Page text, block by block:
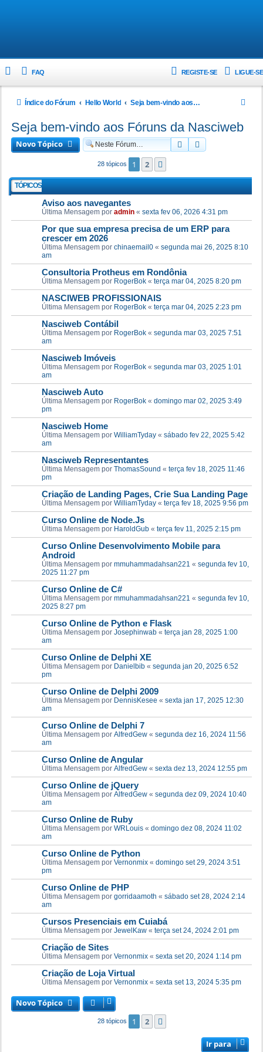
FAQ LIGUE-SE
REGISTE-SE
Índice do Fórum Hello World Seja bem-vindo aos Fóruns da Nasciweb
i
s
Seja bem-vindo aos Fóruns da Nasciweb
Novo Tópico Pesquisar
28 tópicos 1 2
TÓPICOS
Aviso aos navegantes
Última Mensagem por admin « sexta fev 06, 2026 4:31 pm
Por que sua empresa precisa de um ERP para
crescer em 2026
Última Mensagem por chinaemail0 « segunda mai 26, 2025 8:10
am
Consultoria Protheus em Rondônia
Última Mensagem por RogerBok « terça mar 04, 2025 8:20 pm
NASCIWEB PROFISSIONAIS
Última Mensagem por RogerBok « terça mar 04, 2025 2:23 pm
Nasciweb Contábil
Última Mensagem por RogerBok « segunda mar 03, 2025 7:51
am
Nasciweb Imóveis
Última Mensagem por RogerBok « segunda mar 03, 2025 1:01
am
Nasciweb Auto
Última Mensagem por RogerBok « domingo mar 02, 2025 3:49
pm
Nasciweb Home
Última Mensagem por WilliamTyday « sábado fev 22, 2025 5:42
am
Nasciweb Representantes
Última Mensagem por ThomasSound « terça fev 18, 2025 11:46
pm
Criação de Landing Pages, Crie Sua Landing Page
Última Mensagem por WilliamTyday « terça fev 18, 2025 9:56 pm
Curso Online de Node.Js
Última Mensagem por HaroldGub « terça fev 11, 2025 2:15 pm
Curso Online Desenvolvimento Mobile para
Android
Última Mensagem por mmuhammadahsan221 « segunda fev 10,
2025 11:27 pm
Curso Online de C#
Última Mensagem por mmuhammadahsan221 « segunda fev 10,
2025 8:27 pm
Curso Online de Python e Flask
Última Mensagem por Josephinwab « terça jan 28, 2025 1:00
am
Curso Online de Delphi XE
Última Mensagem por Danielbib « segunda jan 20, 2025 6:52
pm
Curso Online de Delphi 2009
Última Mensagem por DennisKesee « sexta jan 17, 2025 12:30
am
Curso Online de Delphi 7
Última Mensagem por AlfredGew « segunda dez 16, 2024 11:56
am
Curso Online de Angular
Última Mensagem por AlfredGew « sexta dez 13, 2024 12:55 pm
Curso Online de jQuery
Última Mensagem por AlfredGew « segunda dez 09, 2024 10:40
am
Curso Online de Ruby
Última Mensagem por WRLouis « domingo dez 08, 2024 11:02
am
Curso Online de Python
Última Mensagem por Vernonmix « domingo set 29, 2024 3:51
pm
Curso Online de PHP
Última Mensagem por gorridaamoth « sábado set 28, 2024 2:14
am
Cursos Presenciais em Cuiabá
Última Mensagem por JewelKaw « terça set 24, 2024 2:01 pm
Criação de Sites
Última Mensagem por Vernonmix « sexta set 20, 2024 1:14 pm
Criação de Loja Virtual
Última Mensagem por Vernonmix « sexta set 13, 2024 5:35 pm
Novo Tópico
28 tópicos 1 2
Ir para